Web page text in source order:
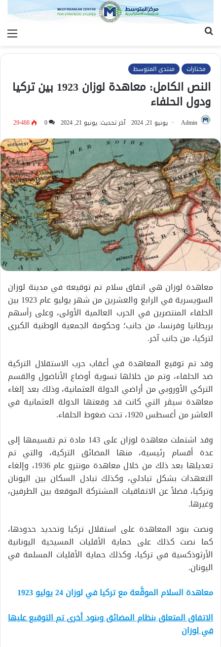
مختارات منتدى المتوسط
النص الكامل: معاهدة لوزان 1923 بين تركيا
ودول الحلفاء
Admin يونيو 21, 2024 آخر تحديث: يونيو 21, 2024 0 29٬488
معاهدة لوزان هي اتفاق سلام تم توقيعه في مدينة لوزان
السويسرية في الرابع والعشرين من شهر يوليو عام 1923 بين
الحلفاء المنتصرين في الحرب العالمية الأولى، وعلى رأسهم
بريطانيا وفرنسا، من جانب؛ وحكومة الجمعية الوطنية الكبرى
لتركيا، من جانب آخر.
وقد تم توقيع المعاهدة في أعقاب حرب الاستقلال التركية
ضد الحلفاء، وتم من خلالها تسوية أوضاع الأناضول والقسم
التركي الأوروبي من أراضي الدولة العثمانية، وذلك بعد إلغاء
معاهدة سيڤر التي كانت قد وقعتها الدولة العثمانية في
العاشر من أغسطس 1920، تحت ضغوط الحلفاء.
وقد اشتملت معاهدة لوزان على 143 مادة تم تقسيمها إلى
عدة أقسام رئيسية، منها المضائق التركية، والتي تم
تعديلها بعد ذلك من خلال معاهدة مونترو عام 1936، وإلغاء
التعهدات بشكل تبادلي، وكذلك تبادل السكان بين اليونان
وتركيا، فضلاً عن الاتفاقيات المشتركة الموقعة بين الطرفين،
وغيرها.
ونصت بنود المعاهدة على استقلال تركيا وتحديد حدودها،
كما نصت كذلك على حماية الأقليات المسيحية اليونانية
الأرثوذكسية في تركيا، وكذلك حماية الأقليات المسلمة في
اليونان.
معاهدة السلام الموقَّعة مع تركيا في لوزان 24 يوليو 1923
الاتفاق المتعلق بنظام المضائق وبنود أخرى تم التوقيع عليها
في لوزان